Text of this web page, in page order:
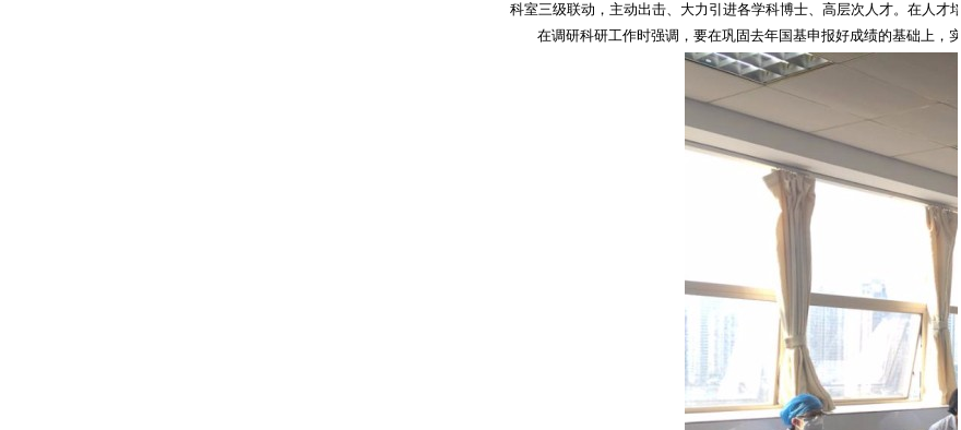
科室三级联动，主动出击、大力引进各学科博士、高层次人才。在人才
在调研科研工作时强调，要在巩固去年国基申报好成绩的基础上